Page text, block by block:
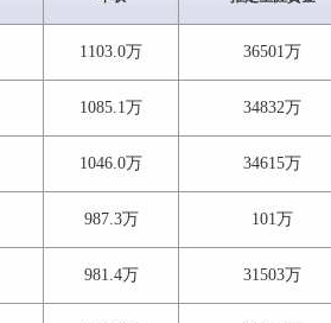
1103.0万 36501万
1085.1万 34832万
1046.0万 34615万
987.3万 101万
981.4万 31503万